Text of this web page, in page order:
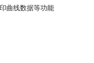
曲线数据等功能